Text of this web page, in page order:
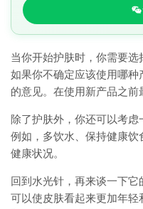
当你开始护肤时，你需要选
如果你不确定应该使用哪
的意见。在使用新产品之前
除了护肤外，你还可以考虑
例如，多饮水、保持健康
健康状况。
回到水光针，再来谈一下它
可以使皮肤看起来更加年